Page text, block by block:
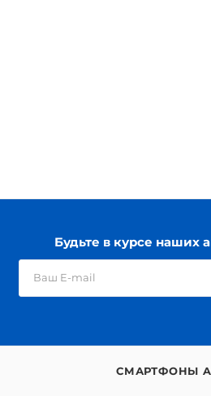
Будьте в курсе наших
СМАРТФОНЫ